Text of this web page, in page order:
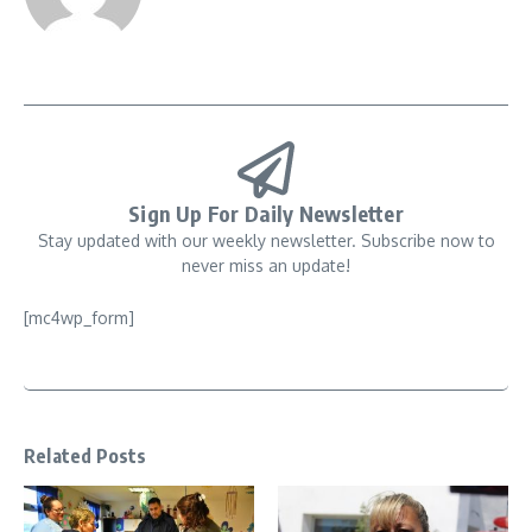
Sign Up For Daily Newsletter
Stay updated with our weekly newsletter. Subscribe now to
never miss an update!
[mc4wp_form]
Related Posts